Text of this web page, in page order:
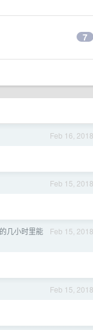
7
Feb 16, 2018
Feb 15, 2018
Feb 15, 2018
几小时里能
Feb 15, 2018